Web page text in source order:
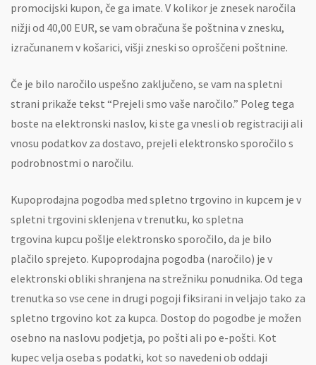
promocijski kupon, če ga imate. V kolikor je znesek naročila
nižji od 40,00 EUR, se vam obračuna še poštnina v znesku,
izračunanem v košarici, višji zneski so oproščeni poštnine.
Če je bilo naročilo uspešno zaključeno, se vam na spletni
strani prikaže tekst “Prejeli smo vaše naročilo.” Poleg tega
boste na elektronski naslov, ki ste ga vnesli ob registraciji ali
vnosu podatkov za dostavo, prejeli elektronsko sporočilo s
podrobnostmi o naročilu.
Kupoprodajna pogodba med spletno trgovino in kupcem je v
spletni trgovini sklenjena v trenutku, ko spletna
trgovina kupcu pošlje elektronsko sporočilo, da je bilo
plačilo sprejeto. Kupoprodajna pogodba (naročilo) je v
elektronski obliki shranjena na strežniku ponudnika. Od tega
trenutka so vse cene in drugi pogoji fiksirani in veljajo tako za
spletno trgovino kot za kupca. Dostop do pogodbe je možen
osebno na naslovu podjetja, po pošti ali po e-pošti. Kot
kupec velja oseba s podatki, kot so navedeni ob oddaji